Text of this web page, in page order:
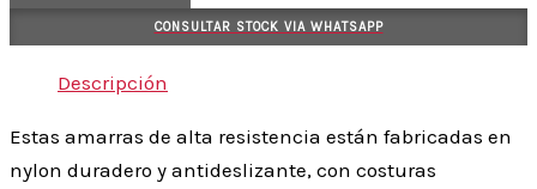
CONSULTAR STOCK VIA WHATSAPP
Descripción
Estas amarras de alta resistencia están fabricadas en
nylon duradero y antideslizante, con costuras